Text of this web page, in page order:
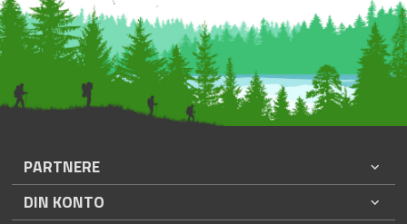
PARTNERE
DIN KONTO